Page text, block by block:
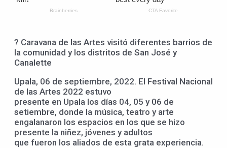
? Caravana de las Artes visitó diferentes barrios de
la comunidad y los distritos de San José y
Canalette
Upala, 06 de septiembre, 2022. El Festival Nacional
de las Artes 2022 estuvo
presente en Upala los días 04, 05 y 06 de
setiembre, donde la música, teatro y arte
engalanaron los espacios en los que se hizo
presente la niñez, jóvenes y adultos
que fueron los aliados de esta grata experiencia.